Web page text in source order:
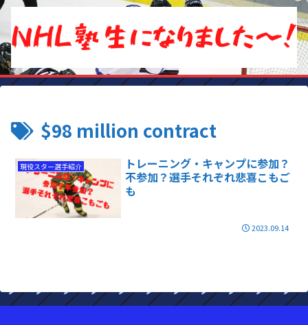
$98 million contract
現役スター選手紹介
トレーニング・キャンプに参加？
不参加？選手それぞれ悲喜こもご
も
2023.09.14